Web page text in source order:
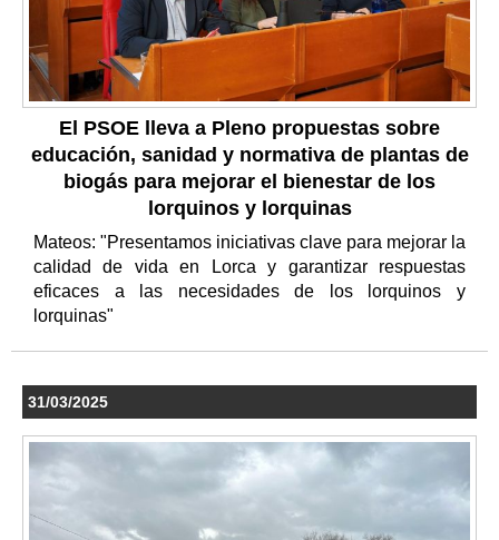
El PSOE lleva a Pleno propuestas sobre
educación, sanidad y normativa de plantas de
biogás para mejorar el bienestar de los
lorquinos y lorquinas
Mateos: "Presentamos iniciativas clave para mejorar la
calidad de vida en Lorca y garantizar respuestas
eficaces a las necesidades de los lorquinos y
lorquinas"
31/03/2025